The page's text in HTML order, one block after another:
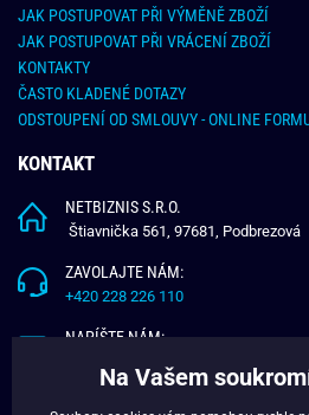
JAK POSTUPOVAT PŘI VÝMĚNĚ ZBOŽÍ
JAK POSTUPOVAT PŘI VRÁCENÍ ZBOŽÍ
KONTAKTY
ČASTO KLADENÉ DOTAZY
ODSTOUPENÍ OD SMLOUVY - ONLINE
KONTAKT
NETBIZNIS S.R.O.
Štiavnička 561, 97681, Podbrezová
ZAVOLAJTE NÁM:
+420 228 226 110
NAPÍŠTE NÁM:
Na Vašem